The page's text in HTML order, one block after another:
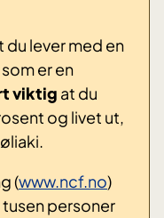
lever med en
er en
viktig at du
og livet ut,
(www.ncf.no)
personer